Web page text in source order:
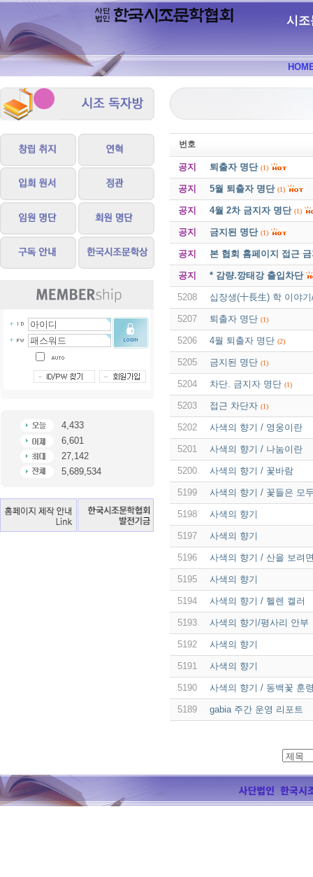
시조
4,433
6,601
27,142
5,689,534
번호
공지 퇴출자 명단 (1)
공지 5월 퇴출자 명단 (1)
공지 4월 2차 금지자 명단 (1)
공지 금지된 명단 (1)
공지 본 협회 홈페이지 접근
공지 * 감량.깡태강 출입차단
5208 십장생(十長生) 학 이야
5207 퇴출자 명단 (1)
5206 4월 퇴출자 명단 (2)
5205 금지된 명단 (1)
5204 차단. 금지자 명단 (1)
5203 접근 차단자 (1)
5202 사색의 향기 / 영웅이란
5201 사색의 향기 / 나눔이란
5200 사색의 향기 / 꽃바람
5199 사색의 향기 / 꽃들은 모
5198 사색의 향기
5197 사색의 향기
5196 사색의 향기 / 산을 보려
5195 사색의 향기
5194 사색의 향기 / 헬렌 켈러
5193 사색의 향기/평사리 안부
5192 사색의 향기
5191 사색의 향기
5190 사색의 향기 / 동백꽃 훈
5189 gabia 주간 운영 리포트